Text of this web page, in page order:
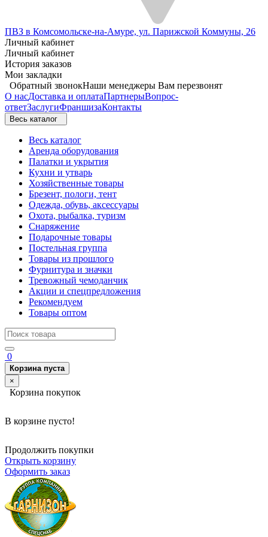
ПВЗ в Комсомольске-на-Амуре, ул. Парижской Коммуны, 26
Личный кабинет
Личный кабинет
История заказов
Мои закладки
Обратный звонокНаши менеджеры Вам перезвонят
О насДоставка и оплатаПартнерыВопрос-
ответЗаслугиФраншизаКонтакты
Весь каталог
Весь каталог
Аренда оборудования
Палатки и укрытия
Кухни и утварь
Хозяйственные товары
Брезент, пологи, тент
Одежда, обувь, аксессуары
Охота, рыбалка, туризм
Снаряжение
Подарочные товары
Постельная группа
Товары из прошлого
Фурнитура и значки
Тревожный чемоданчик
Акции и спецпредложения
Рекомендуем
Товары оптом
0
Корзина пуста
×
Корзина покупок
В корзине пусто!
Продолжить покупки
Открыть корзину
Оформить заказ